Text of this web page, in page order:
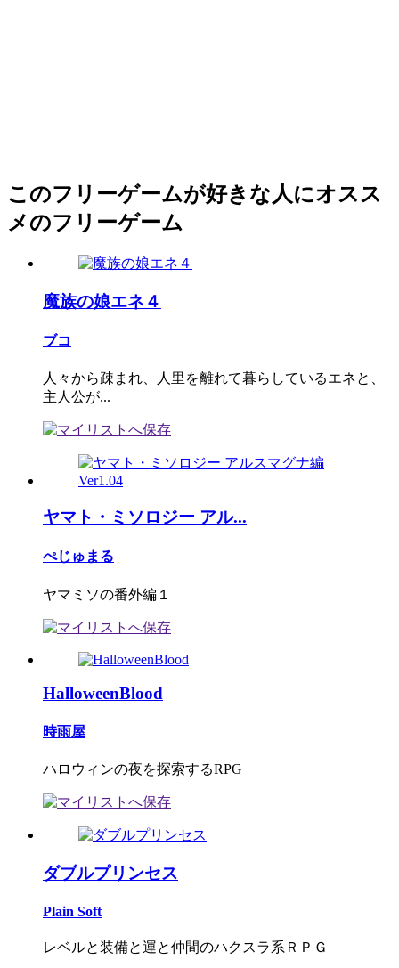
このフリーゲームが好きな人にオスス
メのフリーゲーム
魔族の娘エネ４
ブコ
人々から疎まれ、人里を離れて暮らしているエネと、
主人公が...
ヤマト・ミソロジー アル...
ぺじゅまる
ヤマミソの番外編１
HalloweenBlood
時雨屋
ハロウィンの夜を探索するRPG
ダブルプリンセス
Plain Soft
レベルと装備と運と仲間のハクスラ系ＲＰＧ